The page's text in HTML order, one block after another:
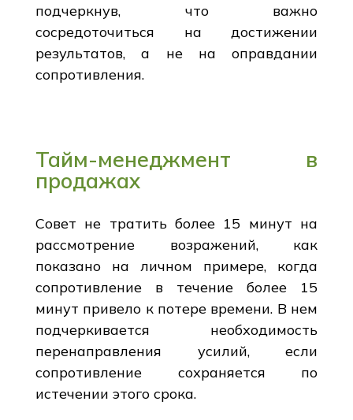
подчеркнув, что важно
сосредоточиться на достижении
результатов, а не на оправдании
сопротивления.
Тайм-менеджмент в
продажах
Совет не тратить более 15 минут на
рассмотрение возражений, как
показано на личном примере, когда
сопротивление в течение более 15
минут привело к потере времени. В нем
подчеркивается необходимость
перенаправления усилий, если
сопротивление сохраняется по
истечении этого срока.